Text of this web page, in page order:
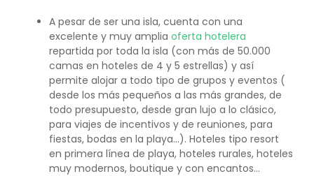
A pesar de ser una isla, cuenta con una
excelente y muy amplia oferta hotelera
repartida por toda la isla (con más de 50.000
camas en hoteles de 4 y 5 estrellas) y así
permite alojar a todo tipo de grupos y eventos (
desde los más pequeños a las más grandes, de
todo presupuesto, desde gran lujo a lo clásico,
para viajes de incentivos y de reuniones, para
fiestas, bodas en la playa…). Hoteles tipo resort
en primera línea de playa, hoteles rurales, hoteles
muy modernos, boutique y con encantos…